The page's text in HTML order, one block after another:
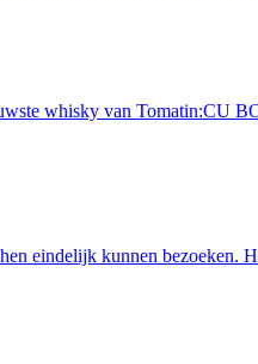
whisky van Tomatin:CU
eindelijk kunnen bezoeken.